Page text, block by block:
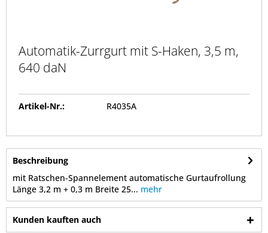
Automatik-Zurrgurt mit S-Haken, 3,5 m,
640 daN
Artikel-Nr.: R4035A
Beschreibung
mit Ratschen-Spannelement automatische Gurtaufrollung
Länge 3,2 m + 0,3 m Breite 25... mehr
Kunden kauften auch